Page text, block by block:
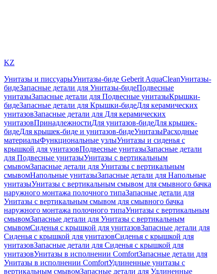
KZ
Унитазы и писсуарыУнитазы-биде Geberit AquaCleanУнитазы-
бидеЗапасные детали для Унитазы-бидеПодвесные
унитазыЗапасные детали для Подвесные унитазыКрышки-
бидеЗапасные детали для Крышки-бидеДля керамических
унитазовЗапасные детали для Для керамических
унитазовПринадлежностиДля унитазов-бидеДля крышек-
бидеДля крышек-биде и унитазов-бидеУнитазыРасходные
материалыФункциональные узлыУнитазы и сиденья с
крышкой для унитазовПодвесные унитазыЗапасные детали
для Подвесные унитазыУнитазы с вертикальным
смывомЗапасные детали для Унитазы с вертикальным
смывомНапольные унитазыЗапасные детали для Напольные
унитазыУнитазы с вертикальным смывом для смывного бачка
наружного монтажа полочного типаЗапасные детали для
Унитазы с вертикальным смывом для смывного бачка
наружного монтажа полочного типаУнитазы с вертикальным
смывомЗапасные детали для Унитазы с вертикальным
смывомСиденья с крышкой для унитазовЗапасные детали для
Сиденья с крышкой для унитазовСиденья с крышкой для
унитазовЗапасные детали для Сиденья с крышкой для
унитазовУнитазы в исполнении ComfortЗапасные детали для
Унитазы в исполнении ComfortУдлиненные унитазы с
вертикальным смывомЗапасные детали для Удлиненные